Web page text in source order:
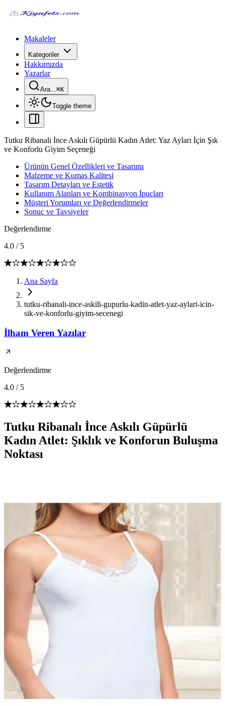
Makaleler
Kategoriler
Hakkımızda
Yazarlar
Ara...⌘K
Toggle theme
Tutku Ribanalı İnce Askılı Güpürlü Kadın Atlet: Yaz Ayları İçin Şık
ve Konforlu Giyim Seçeneği
Ürünün Genel Özellikleri ve Tasarımı
Malzeme ve Kumaş Kalitesi
Tasarım Detayları ve Estetik
Kullanım Alanları ve Kombinasyon İpuçları
Müşteri Yorumları ve Değerlendirmeler
Sonuç ve Tavsiyeler
Değerlendirme
4.0 / 5
Ana Sayfa
tutku-ribanali-ince-askili-gupurlu-kadin-atlet-yaz-aylari-icin-
sik-ve-konforlu-giyim-secenegi
İlham Veren Yazılar
Değerlendirme
4.0 / 5
Tutku Ribanalı İnce Askılı Güpürlü
Kadın Atlet: Şıklık ve Konforun Buluşma
Noktası